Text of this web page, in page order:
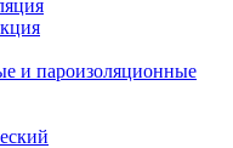
и пароизоляционные